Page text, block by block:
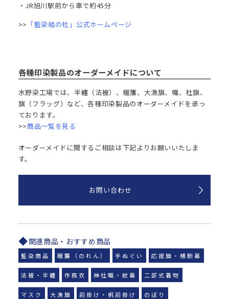
・JR旭川駅前から車で約45分
>> 「藍染結の杜」公式ホームページ
各種印染製品のオーダーメイドについて
水野染工場では、半纏（法被）、暖簾、大漁旗、幟、社旗、
旗（フラッグ）など、各種印染製品のオーダーメイドを承っ
ております。
>>商品一覧を見る
オーダーメイドに関するご相談は下記よりお願いいたしま
す。
お問い合わせ
関連商品・おすすめ商品
藍染商品 暖簾（のれん） 手ぬぐい 応援旗・横断幕
法被・半纏 作務衣 神社幟・紋幕 二部式着物
マスク 大漁旗 前掛け・帆前掛け のぼり